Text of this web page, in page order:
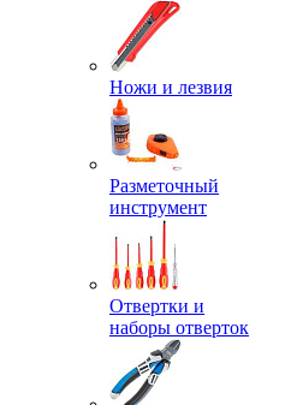
Ножи и лезвия
Разметочный
инструмент
Отвертки и
наборы отверток